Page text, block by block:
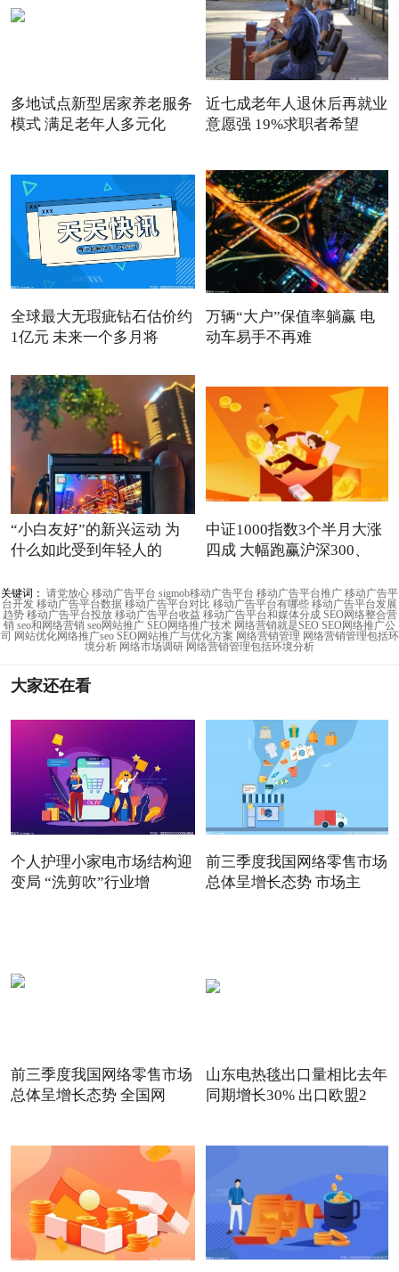
多地试点新型居家养老服务
模式 满足老年人多元化
近七成老年人退休后再就业
意愿强 19%求职者希望
全球最大无瑕疵钻石估价约
1亿元 未来一个多月将
万辆“大户”保值率躺赢 电
动车易手不再难
“小白友好”的新兴运动 为
什么如此受到年轻人的
中证1000指数3个半月大涨
四成 大幅跑赢沪深300、
关键词： 请党放心 移动广告平台 sigmob移动广告平台 移动广告平台推广 移动广告平
台开发 移动广告平台数据 移动广告平台对比 移动广告平台有哪些 移动广告平台发展
趋势 移动广告平台投放 移动广告平台收益 移动广告平台和媒体分成 SEO网络整合营
销 seo和网络营销 seo网站推广 SEO网络推广技术 网络营销就是SEO SEO网络推广公
司 网站优化网络推广seo SEO网站推广与优化方案 网络营销管理 网络营销管理包括环
境分析 网络市场调研 网络营销管理包括环境分析
大家还在看
个人护理小家电市场结构迎
变局 “洗剪吹”行业增
前三季度我国网络零售市场
总体呈增长态势 市场主
前三季度我国网络零售市场
总体呈增长态势 全国网
山东电热毯出口量相比去年
同期增长30% 出口欧盟2